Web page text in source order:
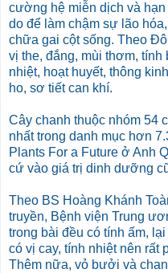
cường hệ miễn dịch và
do để làm chậm sự lão
chữa gai cột sống. Theo
vị the, đắng, mùi thơm, tính
nhiệt, hoạt huyết, thông
ho, sơ tiết can khí.
Cây chanh thuộc nhóm 54
nhất trong danh mục hơn
Plants For a Future ở Anh
cứ vào giá trị dinh dưỡng
Theo BS Hoàng Khánh
truyền, Bệnh viện Trung
trong bài đều có tính ấm,
có vị cay, tính nhiệt nên rất
Thêm nữa, vỏ bưởi và